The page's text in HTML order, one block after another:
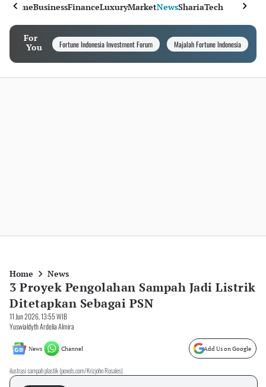
HomeBusinessFinanceLuxuryMarketNewsShariaTech
For
You
Fortune Indonesia Investment Forum Majalah Fortune Indonesia
Home News
3 Proyek Pengolahan Sampah Jadi Listrik
Ditetapkan Sebagai PSN
11 Jun 2026, 13:55 WIB
Yuswialdyth Ardelia Almira
News Channel Add Us on Google
ilustrasi sampah plastik (pexels.com/Krizjohn Rosales)